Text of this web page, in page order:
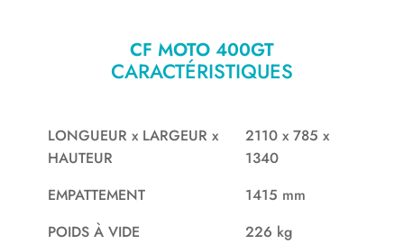
CF MOTO 400GT
CARACTÉRISTIQUES
LONGUEUR x LARGEUR x
HAUTEUR
2110 x 785 x
1340
EMPATTEMENT
1415 mm
POIDS À VIDE
226 kg